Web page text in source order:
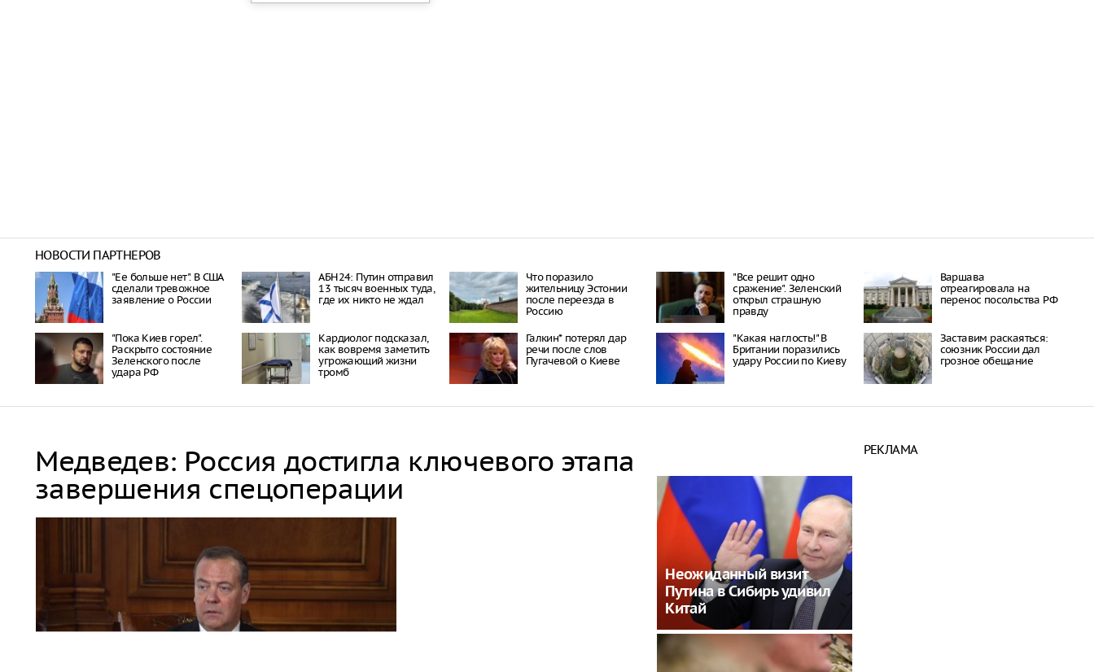
НОВОСТИ ПАРТНЕРОВ
"Ее больше нет". В США
сделали тревожное
заявление о России
АБН24: Путин отправил
13 тысяч военных туда,
где их никто не ждал
Что поразило
жительницу Эстонии
после переезда в
Россию
"Все решит одно
сражение". Зеленский
открыл страшную
правду
Варшава
отреагировала на
перенос посольства РФ
"Пока Киев горел".
Раскрыто состояние
Зеленского после
удара РФ
Кардиолог подсказал,
как вовремя заметить
угрожающий жизни
тромб
Галкин* потерял дар
речи после слов
Пугачевой о Киеве
"Какая наглость!" В
Британии поразились
удару России по Киеву
Заставим раскаяться:
союзник России дал
грозное обещание
Медведев: Россия достигла ключевого этапа
завершения спецоперации
Неожиданный визит
Путина в Сибирь удивил
Китай
РЕКЛАМА